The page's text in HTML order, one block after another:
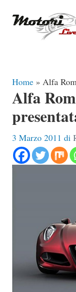
Home » Alfa
Alfa
3 Marzo 2011 di